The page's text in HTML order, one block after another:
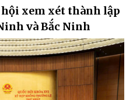
xem xét thành lập
và Bắc Ninh